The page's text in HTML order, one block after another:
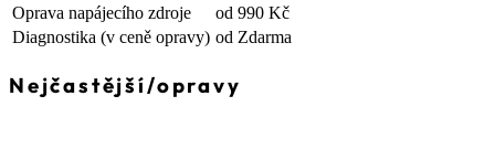
Oprava napájecího zdroje
od 990 Kč
Diagnostika (v ceně opravy) od Zdarma
Nejčastější/opravy